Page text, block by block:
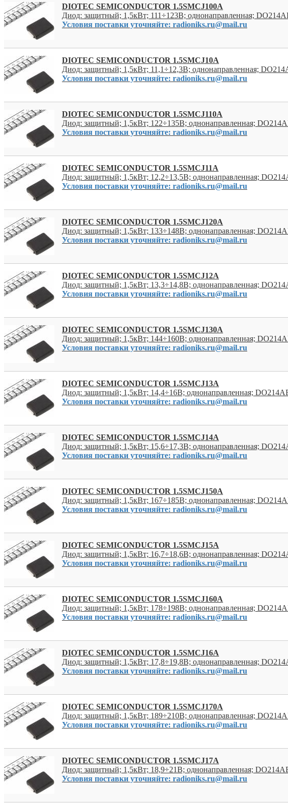
DIOTEC SEMICONDUCTOR 1.5SMCJ100A
Диод: защитный; 1,5кВт; 111÷123В; однонаправленная;
Условия поставки уточняйте: radioniks.ru@mail.ru
DIOTEC SEMICONDUCTOR 1.5SMCJ10A
Диод: защитный; 1,5кВт; 11,1÷12,3В; однонаправленная;
Условия поставки уточняйте: radioniks.ru@mail.ru
DIOTEC SEMICONDUCTOR 1.5SMCJ110A
Диод: защитный; 1,5кВт; 122÷135В; однонаправленная;
Условия поставки уточняйте: radioniks.ru@mail.ru
DIOTEC SEMICONDUCTOR 1.5SMCJ11A
Диод: защитный; 1,5кВт; 12,2÷13,5В; однонаправленная;
Условия поставки уточняйте: radioniks.ru@mail.ru
DIOTEC SEMICONDUCTOR 1.5SMCJ120A
Диод: защитный; 1,5кВт; 133÷148В; однонаправленная;
Условия поставки уточняйте: radioniks.ru@mail.ru
DIOTEC SEMICONDUCTOR 1.5SMCJ12A
Диод: защитный; 1,5кВт; 13,3÷14,8В; однонаправленная;
Условия поставки уточняйте: radioniks.ru@mail.ru
DIOTEC SEMICONDUCTOR 1.5SMCJ130A
Диод: защитный; 1,5кВт; 144÷160В; однонаправленная;
Условия поставки уточняйте: radioniks.ru@mail.ru
DIOTEC SEMICONDUCTOR 1.5SMCJ13A
Диод: защитный; 1,5кВт; 14,4÷16В; однонаправленная;
Условия поставки уточняйте: radioniks.ru@mail.ru
DIOTEC SEMICONDUCTOR 1.5SMCJ14A
Диод: защитный; 1,5кВт; 15,6÷17,3В; однонаправленная;
Условия поставки уточняйте: radioniks.ru@mail.ru
DIOTEC SEMICONDUCTOR 1.5SMCJ150A
Диод: защитный; 1,5кВт; 167÷185В; однонаправленная;
Условия поставки уточняйте: radioniks.ru@mail.ru
DIOTEC SEMICONDUCTOR 1.5SMCJ15A
Диод: защитный; 1,5кВт; 16,7÷18,6В; однонаправленная;
Условия поставки уточняйте: radioniks.ru@mail.ru
DIOTEC SEMICONDUCTOR 1.5SMCJ160A
Диод: защитный; 1,5кВт; 178÷198В; однонаправленная;
Условия поставки уточняйте: radioniks.ru@mail.ru
DIOTEC SEMICONDUCTOR 1.5SMCJ16A
Диод: защитный; 1,5кВт; 17,8÷19,8В; однонаправленная;
Условия поставки уточняйте: radioniks.ru@mail.ru
DIOTEC SEMICONDUCTOR 1.5SMCJ170A
Диод: защитный; 1,5кВт; 189÷210В; однонаправленная;
Условия поставки уточняйте: radioniks.ru@mail.ru
DIOTEC SEMICONDUCTOR 1.5SMCJ17A
Диод: защитный; 1,5кВт; 18,9÷21В; однонаправленная;
Условия поставки уточняйте: radioniks.ru@mail.ru